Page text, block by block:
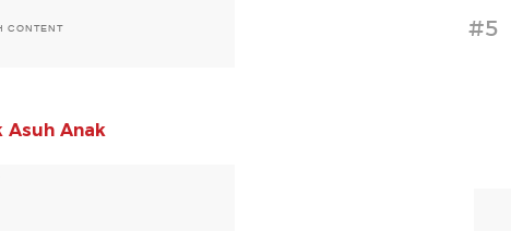
CONTENT
Asuh Anak
#5